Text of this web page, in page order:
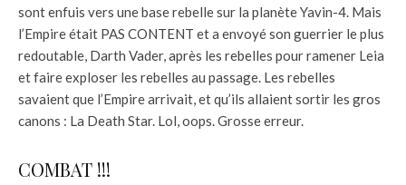
sont enfuis vers une base rebelle sur la planète Yavin-4. Mais
l’Empire était PAS CONTENT et a envoyé son guerrier le plus
redoutable, Darth Vader, après les rebelles pour ramener Leia
et faire exploser les rebelles au passage. Les rebelles
savaient que l’Empire arrivait, et qu’ils allaient sortir les gros
canons : La Death Star. Lol, oops. Grosse erreur.
COMBAT !!!